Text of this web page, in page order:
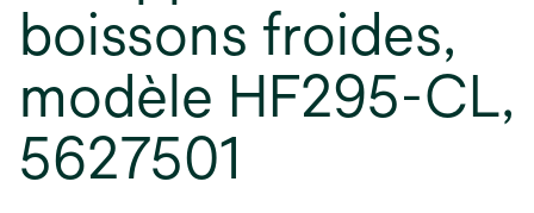
boissons froides,
modèle HF295-CL,
5627501